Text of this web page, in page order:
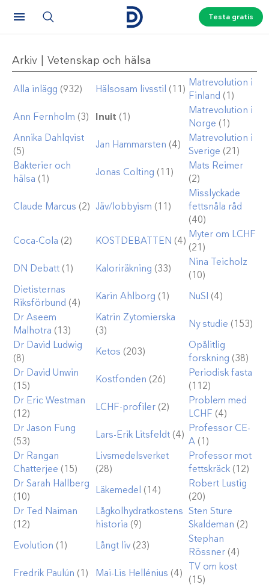
Testa gratis
Arkiv | Vetenskap och hälsa
Alla inlägg (932) Hälsosam livsstil (11)
Matrevolution i
Finland (1)
Ann Fernholm (3) Inuit (1)
Matrevolution i
Norge (1)
Annika Dahlqvist
(5)
Jan Hammarsten (4)
Matrevolution i
Sverige (21)
Bakterier och
hälsa (1)
Jonas Colting (11)
Mats Reimer
(2)
Claude Marcus (2) Jäv/lobbyism (11)
Misslyckade
fettsnåla råd
(40)
Coca-Cola (2) KOSTDEBATTEN (4)
Myter om LCHF
(21)
DN Debatt (1) Kaloriräkning (33)
Nina Teicholz
(10)
Dietisternas
Riksförbund (4)
Karin Ahlborg (1) NuSI (4)
Dr Aseem
Malhotra (13)
Katrin Zytomierska
(3)
Ny studie (153)
Dr David Ludwig
(8)
Ketos (203)
Opålitlig
forskning (38)
Dr David Unwin
(15)
Kostfonden (26)
Periodisk fasta
(112)
Dr Eric Westman
(12)
LCHF-profiler (2)
Problem med
LCHF (4)
Dr Jason Fung
(53)
Lars-Erik Litsfeldt (4)
Professor CE-
A (1)
Dr Rangan
Chatterjee (15)
Livsmedelsverket
(28)
Professor mot
fettskräck (12)
Dr Sarah Hallberg
(10)
Läkemedel (14)
Robert Lustig
(20)
Dr Ted Naiman
(12)
Lågkolhydratkostens
historia (9)
Sten Sture
Skaldeman (2)
Evolution (1) Långt liv (23)
Stephan
Rössner (4)
Fredrik Paulún (1) Mai-Lis Hellénius (4)
TV om kost
(15)